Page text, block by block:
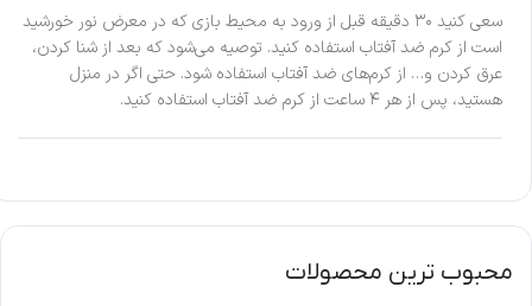
سعی کنید ۳۰ دقیقه قبل از ورود به محیط بازی که در معرض نور خورشید
است از کرم ضد آفتاب استفاده کنید. توصیه می‌شود که بعد از شنا کردن،
عرق کردن و… از کرم‌های ضد آفتاب استفاده شود. حتی اگر در منزل
هستید، پس از هر ۴ ساعت از کرم ضد آفتاب استفاده کنید.
محبوب ترین محصولات